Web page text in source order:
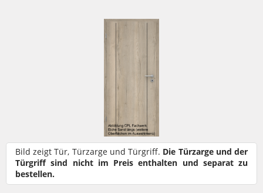
Bild zeigt Tür, Türzarge und Türgriff. Die Türzarge und der
Türgriff sind nicht im Preis enthalten und separat zu
bestellen.